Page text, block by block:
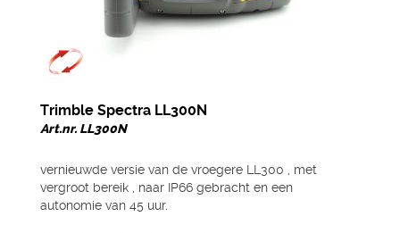
Trimble Spectra LL300N
Art.nr. LL300N
vernieuwde versie van de vroegere LL300 , met
vergroot bereik , naar IP66 gebracht en een
autonomie van 45 uur.